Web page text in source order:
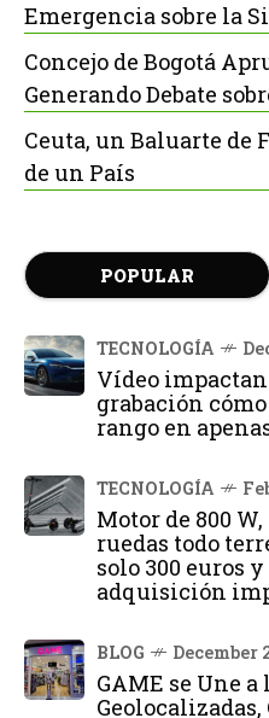
Emergencia sobre la
Concejo de Bogotá
Generando Debate
Ceuta, un Baluarte de
de un País
POPULAR
TECNOLOGÍA
Vídeo
grabación
rango en
TECNOLOGÍA
Motor de 800
ruedas todo
solo 300 euros
adquisición
BLOG December
GAME se Une a